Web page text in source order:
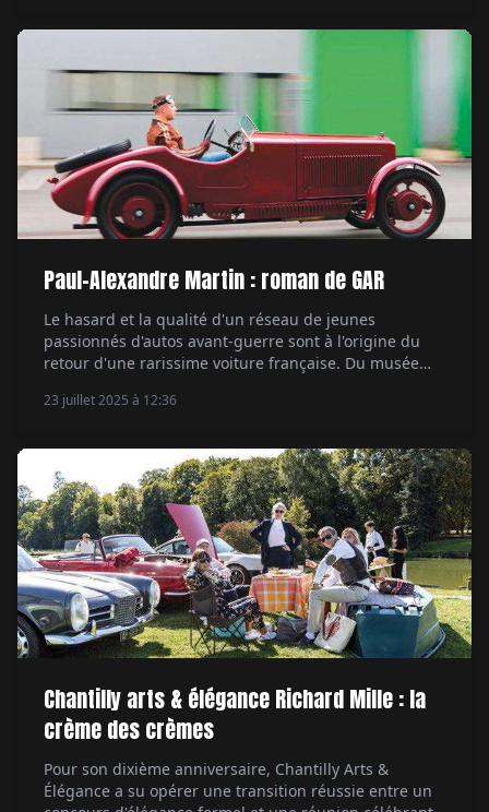
Paul-Alexandre Martin : roman de GAR
Le hasard et la qualité d'un réseau de jeunes
passionnés d'autos avant-guerre sont à l'origine du
retour d'une rarissime voiture française. Du musée
historiques. Par Marc de Tienda.
23 juillet 2025 à 12:36
Chantilly arts & élégance Richard Mille : la
crème des crèmes
Pour son dixième anniversaire, Chantilly Arts &
Élégance a su opérer une transition réussie entre un